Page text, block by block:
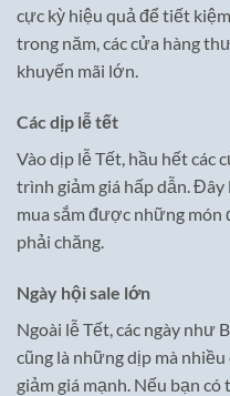
cực kỳ hiệu quả để tiết
trong năm, các cửa hàng
khuyến mãi lớn.
Các dịp lễ tết
Vào dịp lễ Tết, hầu hết các
trình giảm giá hấp dẫn.
mua sắm được những
phải chăng.
Ngày hội sale lớn
Ngoài lễ Tết, các ngày như
cũng là những dịp mà nhiều
giảm giá mạnh. Nếu bạn